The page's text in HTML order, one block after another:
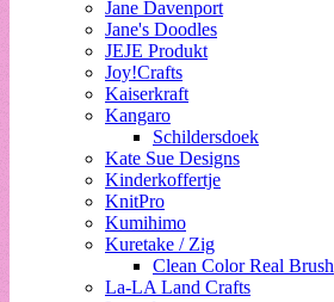
Jane Davenport
Jane's Doodles
JEJE Produkt
Joy!Crafts
Kaiserkraft
Kangaro
Schildersdoek
Kate Sue Designs
Kinderkoffertje
KnitPro
Kumihimo
Kuretake / Zig
Clean Color Real Brush
La-LA Land Crafts